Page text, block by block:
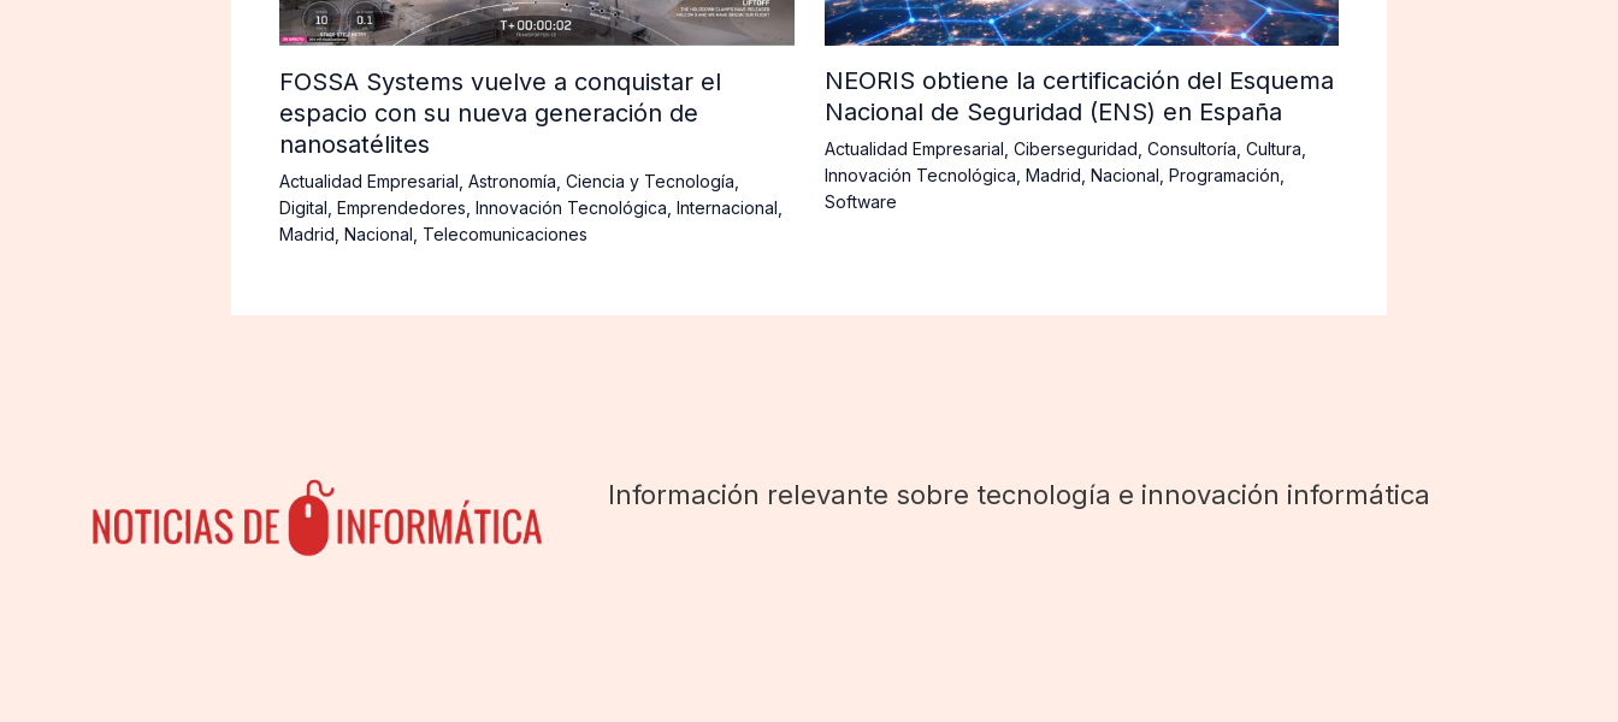
FOSSA Systems vuelve a conquistar el
espacio con su nueva generación de
nanosatélites
Actualidad Empresarial Astronomía Ciencia y Tecnología
Digital Emprendedores Innovación Tecnológica Internacional
Madrid Nacional Telecomunicaciones
NEORIS obtiene la certificación del Esquema
Nacional de Seguridad (ENS) en España
Actualidad Empresarial Ciberseguridad Consultoría Cultura
Innovación Tecnológica Madrid Nacional Programación
Software
Información relevante sobre tecnología e innovación informática